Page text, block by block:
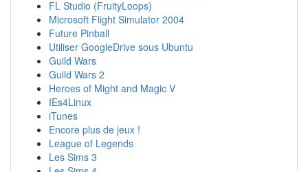
FL Studio (FruityLoops)
Microsoft Flight Simulator 2004
Future Pinball
Utiliser GoogleDrive sous Ubuntu
Guild Wars
Guild Wars 2
Heroes of Might and Magic V
IEs4Linux
iTunes
Encore plus de jeux !
League of Legends
Les Sims 3